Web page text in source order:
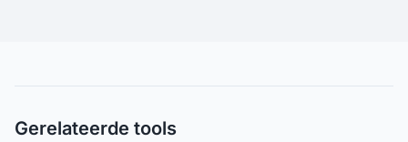
Gerelateerde tools